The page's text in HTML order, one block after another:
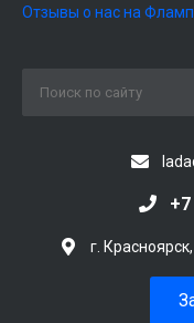
Отзывы о нас на
г.